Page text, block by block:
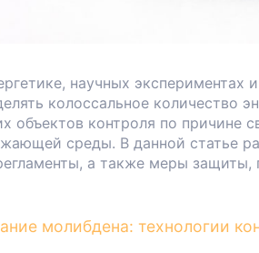
научных
колоссальное количество
объектов контроля по причине
среды. В данной статье
а также меры
молибдена: технологии